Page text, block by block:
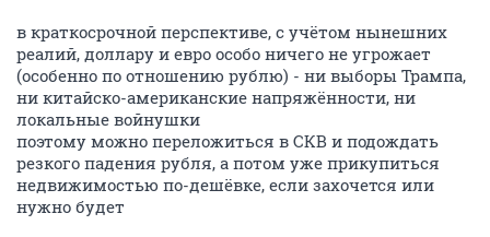
в краткосрочной перспективе, с учётом нынешних
реалий, доллару и евро особо ничего не угрожает
(особенно по отношению рублю) - ни выборы Трампа,
ни китайско-американские напряжённости, ни
локальные войнушки
поэтому можно переложиться в СКВ и подождать
резкого падения рубля, а потом уже прикупиться
недвижимостью по-дешёвке, если захочется или
нужно будет